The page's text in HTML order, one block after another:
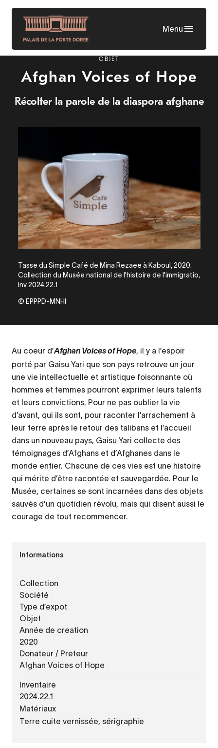
Aller
contenu
principal
Menu
OBJET
Afghan Voices of Hope
Récolter la parole de la diaspora afghane
Tasse du Simple Café de Mina Rezaee à Kaboul, 2020.
Collection du Musée national de l'histoire de l'immigratio,
Inv 2024.22.1
© EPPPD-MNHI
Au coeur d’Afghan Voices of Hope, il y a l’espoir
porté par Gaisu Yari que son pays retrouve un jour
une vie intellectuelle et artistique foisonnante où
hommes et femmes pourront exprimer leurs talents
et leurs convictions. Pour ne pas oublier la vie
d’avant, qui ils sont, pour raconter l’arrachement à
leur terre après le retour des talibans et l’accueil
dans un nouveau pays, Gaisu Yari collecte des
témoignages d’Afghans et d’Afghanes dans le
monde entier. Chacune de ces vies est une histoire
qui mérite d’être racontée et sauvegardée. Pour le
Musée, certaines se sont incarnées dans des objets
sauvés d’un quotidien révolu, mais qui disent aussi le
courage de tout recommencer.
Informations
Collection
Société
Type d’expot
Objet
Année de creation
2020
Donateur / Preteur
Afghan Voices of Hope
Inventaire
2024.22.1
Matériaux
Terre cuite vernissée, sérigraphie